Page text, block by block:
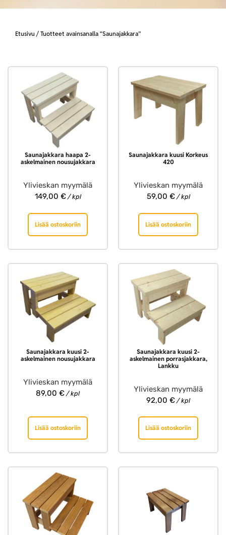
Etusivu / Tuotteet avainsanalla “Saunajakkara”
Saunajakkara haapa 2-
askelmainen nousujakkara
Ylivieskan myymälä
149,00 €/ kpl
Lisää ostoskoriin
Saunajakkara kuusi Korkeus
420
Ylivieskan myymälä
59,00 €/ kpl
Lisää ostoskoriin
Saunajakkara kuusi 2-
askelmainen nousujakkara
Ylivieskan myymälä
89,00 € / kpl
Lisää ostoskoriin
Saunajakkara kuusi 2-
askelmainen porrasjakkara,
Lankku
Ylivieskan myymälä
92,00 € / kpl
Lisää ostoskoriin